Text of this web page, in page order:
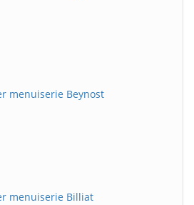
menuiserie Beynost
menuiserie Billiat